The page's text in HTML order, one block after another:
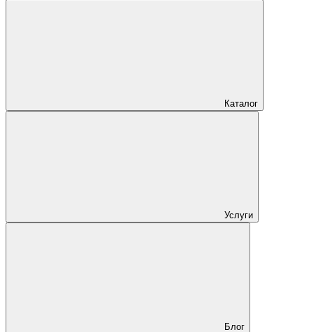
Каталог
Услуги
Блог